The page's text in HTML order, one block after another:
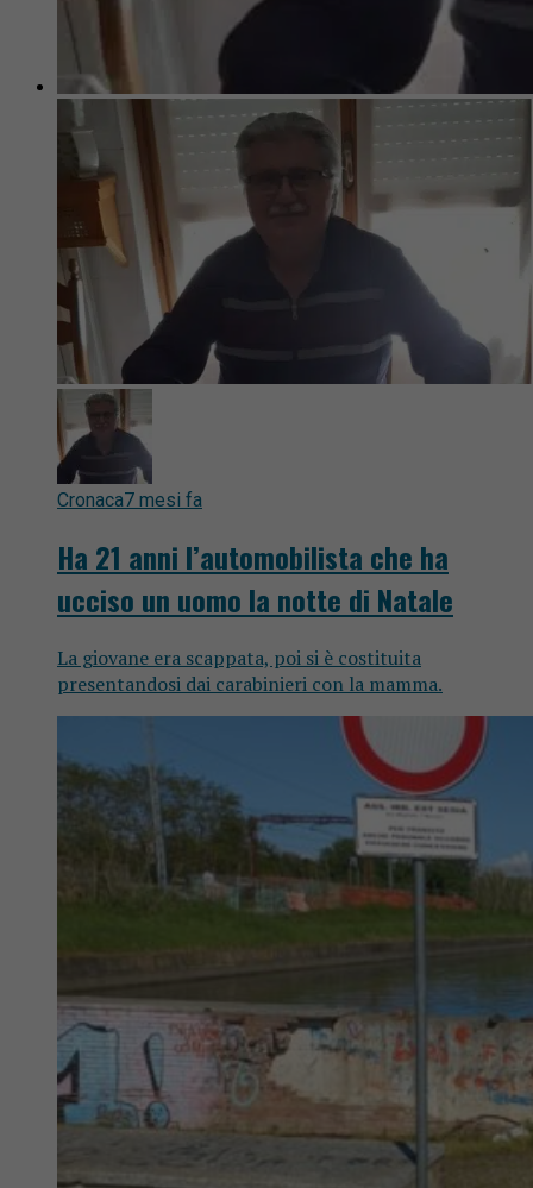
Cronaca7 mesi fa
Ha 21 anni l’automobilista che ha
ucciso un uomo la notte di Natale
La giovane era scappata, poi si è costituita
presentandosi dai carabinieri con la mamma.